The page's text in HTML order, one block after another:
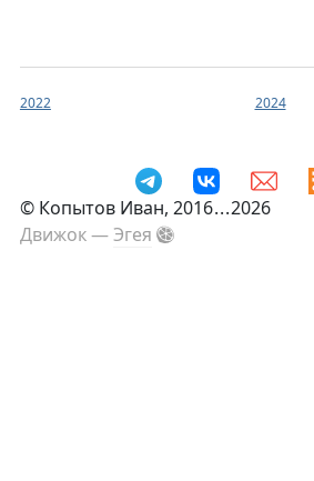
2022 2024
© Копытов Иван, 2016...2026
Движок —Эгея